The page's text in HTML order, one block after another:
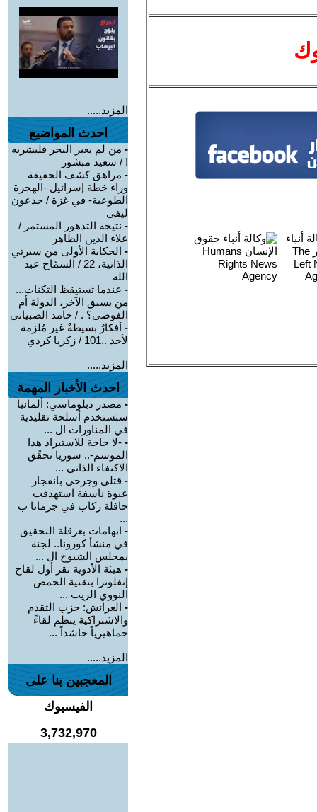
المزيد.....
احدث المواضيع
- من لم يعبر البحر فليشربه
! / سعيد مبشور
- مراهق كشف الحقيقة
وراء خطة إسرائيل -الهجرة
الطوعية- في غزة / جدعون
ليفي
- نتيجة التدهور المستمر /
علاء الدين الظاهر
- الحكاية الأولى من سيرتي
الذاتية، 22 / السمّاح عبد
الله
- عندما تستيقظ الثكنات...
من يسبق الآخر، الدولة أم
الفوضى؟ . / حامد الضبياني
- أفكارٌ بسيطةٌ غير مُلزمة
لأحد ..101 / زكريا كردي
المزيد.....
احدث الأخبار المهمة
- مصدر دبلوماسي: ألمانيا
ستستخدم أسلحة تقليدية
في المناورات ال ...
- -لا حاجة للاستيراد هذا
الموسم-.. سوريا تحقّق
الاكتفاء الذاتي ...
- قتلى وجرحى بانفجار
عبوة ناسفة استهدفت
حافلة ركاب في جرمانا ب
...
- اتهامات بعرقلة التحقيق
في منشأ كورونا.. لجنة
بمجلس الشيوخ ال ...
- هيئة الأدوية تقر أول لقاح
إنفلونزا بتقنية الحمض
النووي الريب ...
- العرائش: حزب التقدم
والاشتراكية ينظم لقاءً
جماهيرياً حاشداً ...
المزيد.....
المعجبين بنا على
الفيسبوك
3,732,970